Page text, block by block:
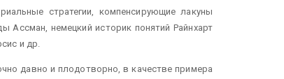
стратегии, компенсирующие лакуны
Ассман, немецкий историк понятий Райнхарт
и др.
давно и плодотворно, в качестве примера